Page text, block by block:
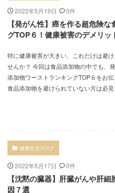
2022年5月19日 0件
【発がん性】癌を作る超危険
グTOP６！健康被害のデメリッ
特に健康被害が大きい、これだけは避
せんか？ 今回は食品添加物の中でも、
添加物ワーストランキングTOP６をお
食品添加物を避けられていない方は必見
健康生活ブログ
2022年5月17日 0件
【沈黙の臓器】肝臓がんや肝
因７選